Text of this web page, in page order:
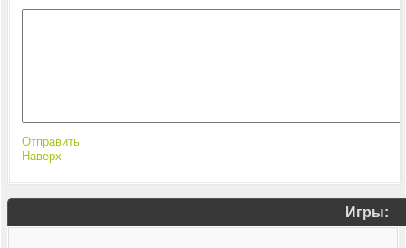
Отправить
Наверх
Игры: